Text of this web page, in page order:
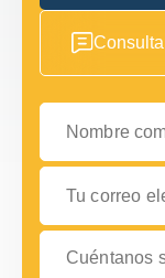
Nombre
Tu correo
Cuéntanos